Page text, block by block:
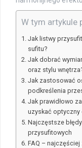
W tym artykule
Jak listwy
sufitu?
Jak dobrać
oraz stylu
Jak zastosować
podkreślenia
Jak prawidłowo
uzyskać optyczny
Najczęstsze
przysufitowych
FAQ –